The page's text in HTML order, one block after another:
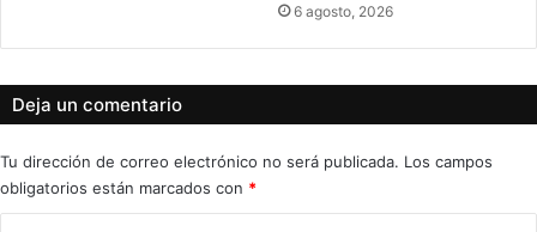
6 agosto, 2026
Deja un comentario
Tu dirección de correo electrónico no será publicada. Los campos
obligatorios están marcados con *